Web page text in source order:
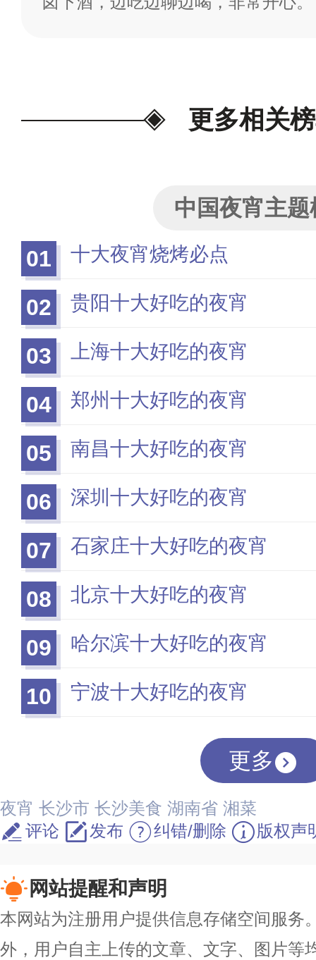
更多相关
中国夜宵主题
01
十大夜宵烧烤必点
02 贵阳十大好吃的夜宵
03 上海十大好吃的夜宵
04 郑州十大好吃的夜宵
05 南昌十大好吃的夜宵
06 深圳十大好吃的夜宵
07 石家庄十大好吃的夜宵
08 北京十大好吃的夜宵
09 哈尔滨十大好吃的夜宵
10 宁波十大好吃的夜宵
更多
夜宵 长沙市 长沙美食 湖南省 湘菜
评论
发布 纠错/删除 版权声
网站提醒和声明
本网站为注册用户提供信息存储空间服务
外，用户自主上传的文章、文字、图片等